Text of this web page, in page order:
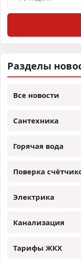
Разделы
Все новости
Сантехника
Горячая вода
Поверка
Электрика
Канализация
Тарифы ЖКХ